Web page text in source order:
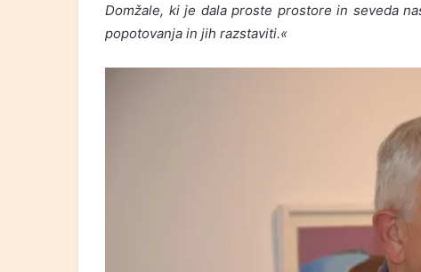
Domžale, ki je dala proste prostore in seveda
popotovanja in jih razstaviti.«